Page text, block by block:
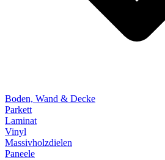
Boden, Wand & Decke
Parkett
Laminat
Vinyl
Massivholzdielen
Paneele